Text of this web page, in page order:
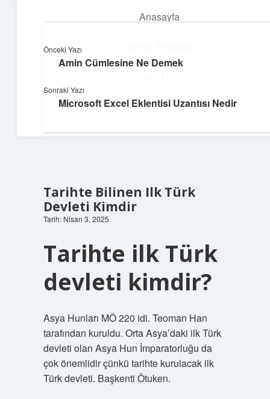
Anasayfa
Hakkımızda
Dijital dünyada keyifli bir macera!
Tarihte Bilinen Ilk Türk
Devleti Kimdir
Tarih: Nisan 3, 2025
Tarihte ilk Türk
devleti kimdir?
Asya Hunları MÖ 220 idi. Teoman Han
tarafından kuruldu. Orta Asya’daki ilk Türk
devleti olan Asya Hun İmparatorluğu da
çok önemlidir çünkü tarihte kurulacak ilk
Türk devleti. Başkenti Ötuken.
Önceki Yazı
Amin Cümlesine Ne Demek
Sonraki Yazı
Microsoft Excel Eklentisi Uzantısı Nedir